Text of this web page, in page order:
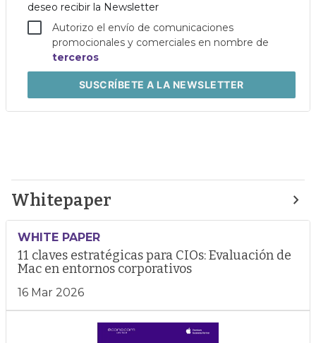
deseo recibir la Newsletter
Autorizo el envío de comunicaciones
promocionales y comerciales en nombre de
terceros
SUSCRÍBETEA LA NEWSLETTER
Whitepaper
WHITE PAPER
11 claves estratégicas para CIOs: Evaluación de
Mac en entornos corporativos
16 Mar 2026